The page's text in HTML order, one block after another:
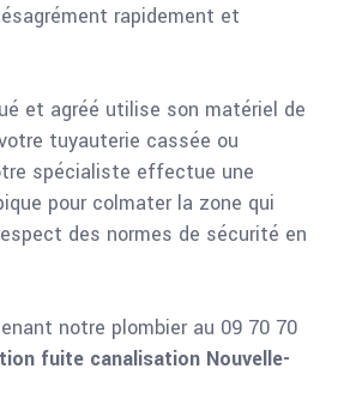
rapidement et
et agréé utilise son matériel de
tuyauterie cassée ou
spécialiste effectue une
pour colmater la zone qui
des normes de sécurité en
notre plombier au 09 70 70
fuite canalisation Nouvelle-